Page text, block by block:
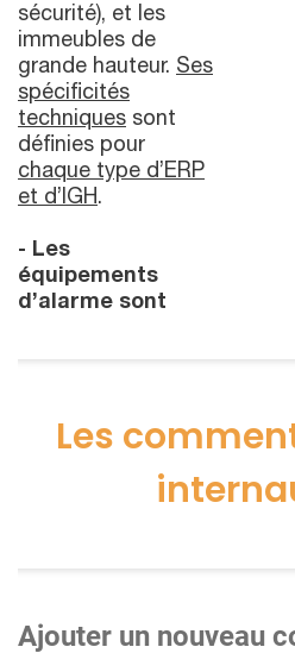
sécurité), et les
immeubles de
grande hauteur. Ses
spécificités
techniques sont
définies pour
chaque type d’ERP
et d’IGH.
- Les
équipements
d’alarme sont
Les
Ajouter un nouveau